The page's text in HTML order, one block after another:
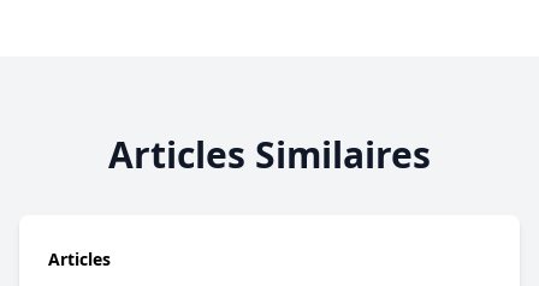
Articles Similaires
Articles